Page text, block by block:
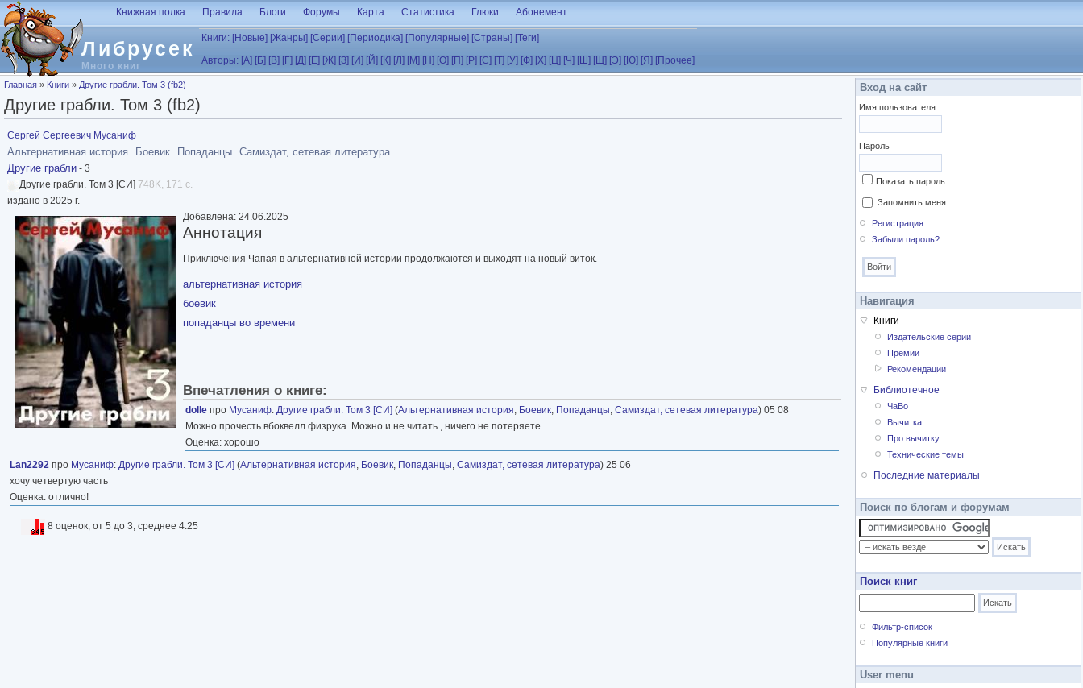
Перейти к основному содержанию
Либрусек
Много книг
Книжная полка Правила Блоги Форумы Карта Статистика Глюки Абонемент
Книги: [Новые] [Жанры] [Серии] [Периодика] [Популярные] [Страны] [Теги]
Авторы: [А] [Б] [В] [Г] [Д] [Е] [Ж] [З] [И] [Й] [К] [Л] [М] [Н] [О] [П] [Р] [С] [Т] [У] [Ф] [Х] [Ц] [Ч] [Ш] [Щ] [Э] [Ю] [Я] [Прочее]
Вы здесь
Главная » Книги » Другие грабли. Том 3 (fb2)
Другие грабли. Том 3 (fb2)
Сергей Сергеевич Мусаниф
Альтернативная история Боевик Попаданцы Самиздат, сетевая литература
Другие грабли - 3
Другие грабли. Том 3 [СИ] 748K, 171 с.
издано в 2025 г.
Добавлена: 24.06.2025
Аннотация
Приключения Чапая в альтернативной истории продолжаются и выходят на новый виток.
альтернативная история
боевик
попаданцы во времени
Впечатления о книге:
dolle про Мусаниф: Другие грабли. Том 3 [СИ] (Альтернативная история, Боевик, Попаданцы, Самиздат, сетевая литература) 05 08
Можно прочесть вбоквелл физрука. Можно и не читать , ничего не потеряете.
Оценка: хорошо
Lan2292 про Мусаниф: Другие грабли. Том 3 [СИ] (Альтернативная история, Боевик, Попаданцы, Самиздат, сетевая литература) 25 06
хочу четвертую часть
Оценка: отлично!
8 оценок, от 5 до 3, среднее 4.25
Вход на сайт
Имя пользователя
Пароль
Показать пароль
Запомнить меня
Регистрация
Забыли пароль?
Навигация
Книги
Издательские серии
Премии
Рекомендации
Библиотечное
ЧаВо
Вычитка
Про вычитку
Технические темы
Последние материалы
Поиск по блогам и форумам
Поиск книг
Фильтр-список
Популярные книги
User menu